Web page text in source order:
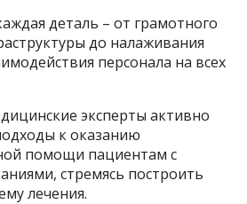
деталь – от грамотного
до налаживания
персонала на всех
эксперты активно
к оказанию
помощи пациентам с
стремясь построить
лечения.